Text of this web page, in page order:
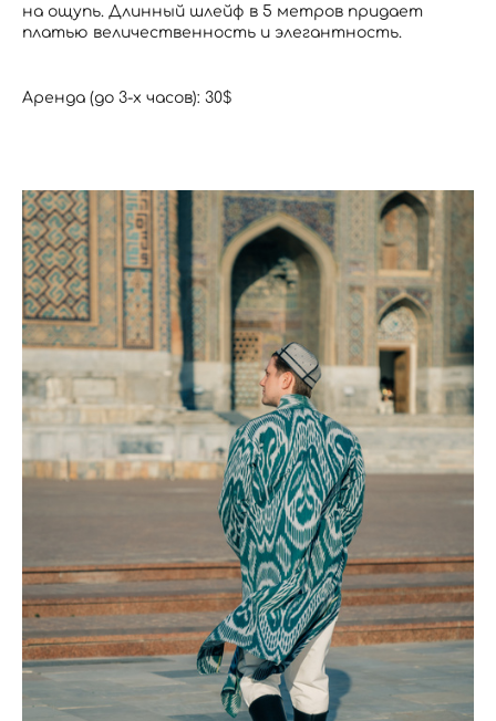
на ощупь. Длинный шлейф в 5 метров придает
платью величественность и элегантность.
Аренда (до 3-х часов): 30$